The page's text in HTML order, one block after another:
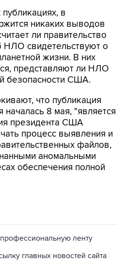
ли правительство
свидетельствуют о
жизни. В них
представляют ли НЛО
безопасности США.
что публикация
президента США
процесс выявления и
файлов,
аномальными
обеспечения полной
главных новостей сайта
новости в официальном